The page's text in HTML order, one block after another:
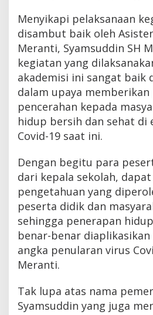
Menyikapi pelaksanaan
disambut baik oleh
Meranti, Syamsuddin SH
kegiatan yang
akademisi ini sangat baik
dalam upaya
pencerahan kepada
hidup bersih dan sehat di
Covid-19 saat ini.
Dengan begitu para
dari kepala sekolah,
pengetahuan yang
peserta didik dan
sehingga penerapan
benar-benar
angka penularan virus
Meranti.
Tak lupa atas nama
Syamsuddin yang juga